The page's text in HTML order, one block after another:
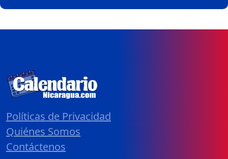
Políticas de Privacidad
Quiénes Somos
Contáctenos